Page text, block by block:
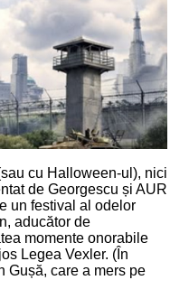
cu Halloween-ul), nici
de Georgescu și AUR
e un festival al odelor
aducător de
momente onorabile
Legea Vexler. (În
Gușă, care a mers pe